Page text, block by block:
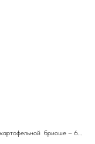
бриоше – 6